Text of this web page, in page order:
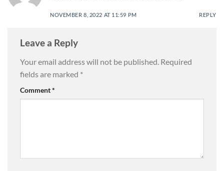
NOVEMBER 8, 2022 AT 11:59 PM REPLY
Leave a Reply
Your email address will not be published. Required
fields are marked *
Comment*